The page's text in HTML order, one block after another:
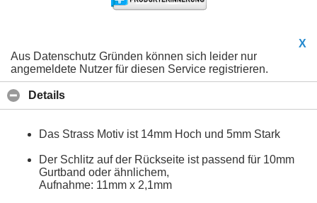
X
Aus Datenschutz Gründen können sich leider nur
angemeldete Nutzer für diesen Service registrieren.
Details
Das Strass Motiv ist 14mm Hoch und 5mm Stark
Der Schlitz auf der Rückseite ist passend für 10mm
Gurtband oder ähnlichem,
Aufnahme: 11mm x 2,1mm